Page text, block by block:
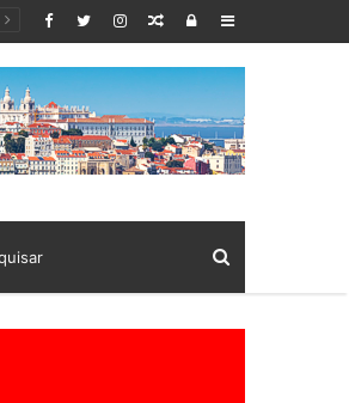
Sidebar
Log
Random